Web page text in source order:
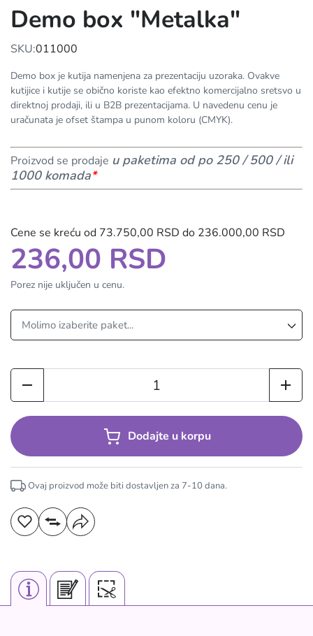
Demo box "Metalka"
SKU:011000
Demo box je kutija namenjena za prezentaciju uzoraka. Ovakve
kutijice i kutije se obično koriste kao efektno komercijalno sretsvo u
direktnoj prodaji, ili u B2B prezentacijama. U navedenu cenu je
uračunata je ofset štampa u punom koloru (CMYK).
Proizvod se prodaje u paketima od po 250 / 500 / ili
1000 komada*
Cene se kreću od 73.750,00 RSD do 236.000,00 RSD
236,00 RSD
Porez nije uključen u cenu.
Dodajte u korpu
Ovaj proizvod može biti dostavljen za 7-10 dana.